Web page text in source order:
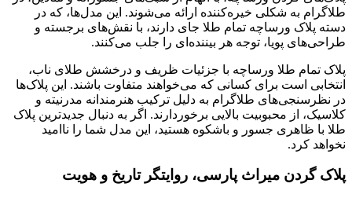
طلاگرام به شکلی خیره‌کننده ارائه می‌شوند. این مدل‌ها، که در
دسته پلاک ورساچه تمام طلا جای دارند، با نقش‌های برجسته و
طراحی‌های پویا، توجه هر بیننده‌ای را جلب می‌کنند.
پلاک تمام طلا ورساچه با جزئیات ظریف و درخشش طلای ناب،
انتخابی است برای کسانی که می‌خواهند متفاوت باشند. این پلاک‌ها
در نظرسنجی‌های طلاگرام به دلیل ترکیب هنرمندانه مدرنیته و
کلاسیک، از محبوبیت بالایی برخوردارند. اگر به دنبال جدیدترین پلاک
طلا با ظاهری جسور و باشکوه هستید، این مدل شما را ناامید
نخواهد کرد.
پلاک گردن میراث پارسی، روایتگر تاریخ و هویت